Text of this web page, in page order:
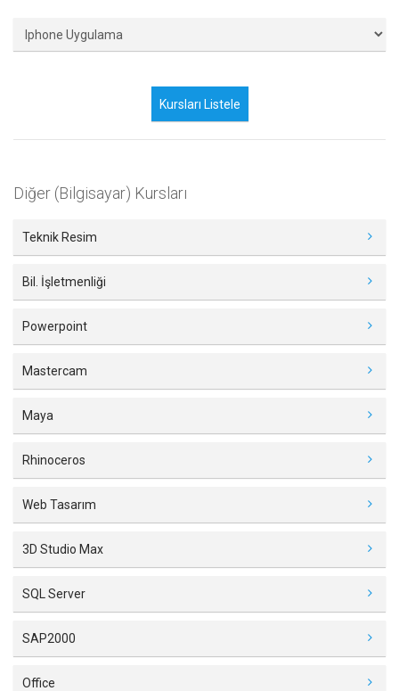
Diğer (Bilgisayar) Kursları
Teknik Resim
Bil. İşletmenliği
Powerpoint
Mastercam
Maya
Rhinoceros
Web Tasarım
3D Studio Max
SQL Server
SAP2000
Office